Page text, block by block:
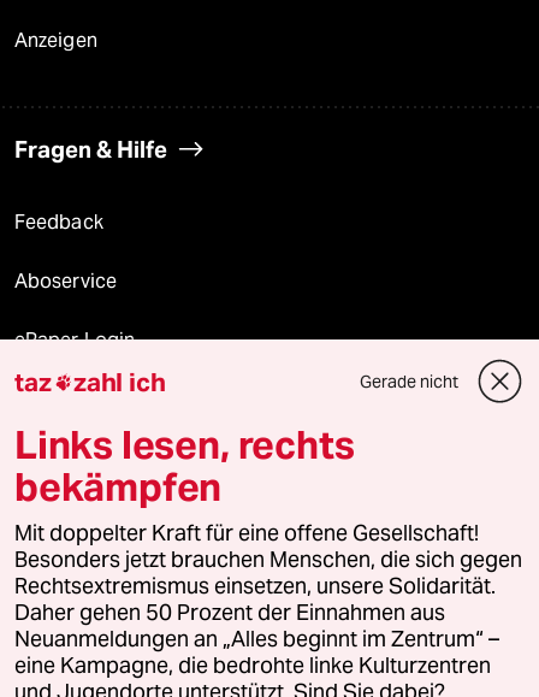
Anzeigen
Fragen & Hilfe
Feedback
Aboservice
ePaper Login
Downloads für Abonnierende
© 2026 taz Verlags und Vertriebs GmbH
Alle Rechte vorbehalten. Bei rechtlichen Fragen oder für Genehmigungen
wenden Sie sich bitte an
lizenzen@taz.de
Feedback Redaktionsstatut Kommune-Richtlinien
Leitlinie Informant Datenschutz Impressum AGB
taz zahl ich Gerade nicht
Links lesen, rechts
bekämpfen
Mit doppelter Kraft für eine offene Gesellschaft!
Besonders jetzt brauchen Menschen, die sich gegen
Rechtsextremismus einsetzen, unsere Solidarität.
Daher gehen 50 Prozent der Einnahmen aus
Neuanmeldungen an „Alles beginnt im Zentrum“ –
eine Kampagne, die bedrohte linke Kulturzentren